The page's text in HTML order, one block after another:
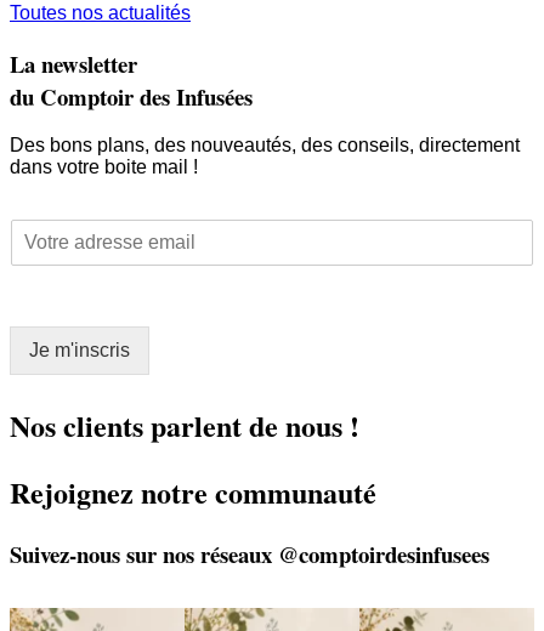
Toutes nos actualités
La newsletter
du Comptoir des Infusées
Des bons plans, des nouveautés, des conseils, directement
dans votre boite mail !
E
m
a
a
i
l
Je m'inscris
Nos clients parlent de nous !
Rejoignez notre communauté
Suivez-nous sur nos réseaux @comptoirdesinfusees